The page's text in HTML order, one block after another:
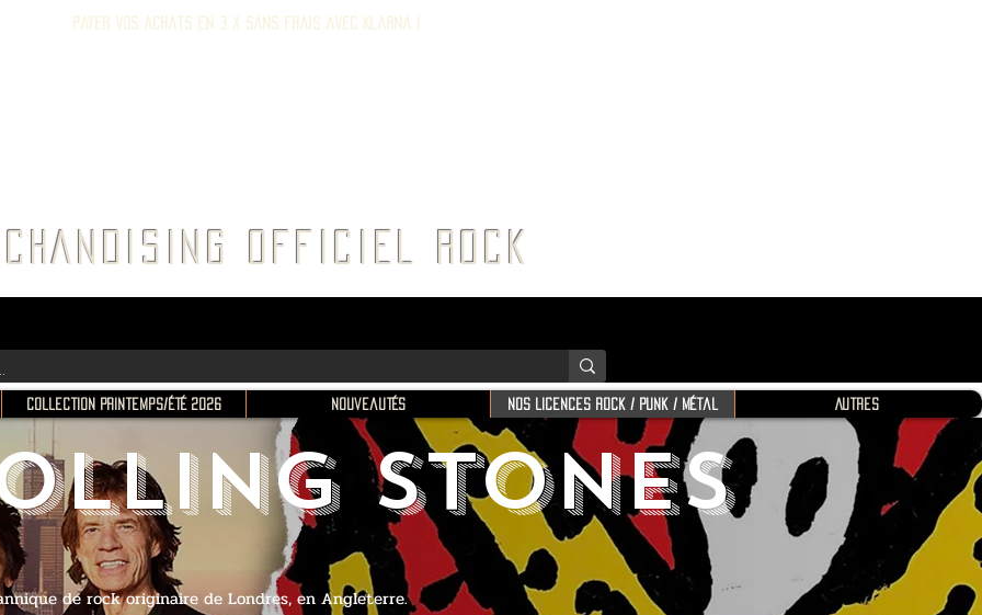
Payer vos achats en 3 x sans frais avec Klarna !
OFFICIEL ROCK
Collection Printemps/Été 2026 Nouveautés Nos Licences Rock / Punk / Métal Autres
STONES
de rock originaire de Londres, en Angleterre.